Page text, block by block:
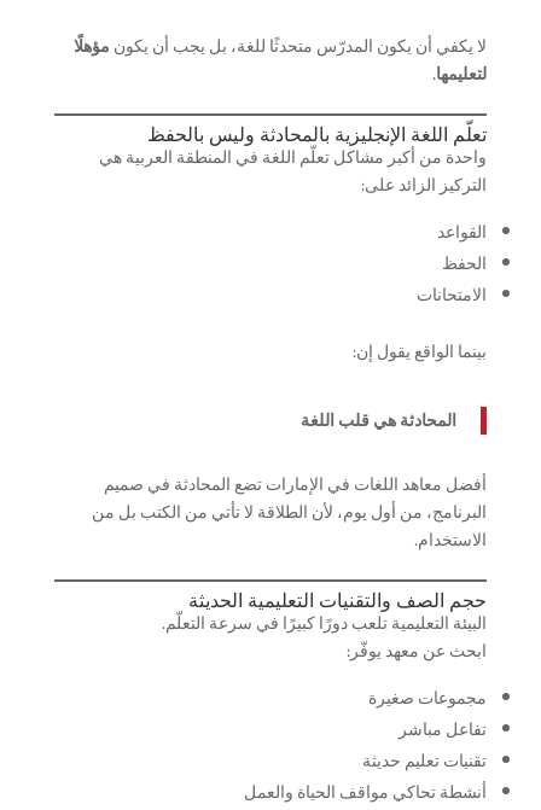
لا يكفي أن يكون المدرّس متحدثًا للغة، بل يجب أن يكونمؤهلًا
لتعليمها.
تعلّم اللغة الإنجليزية بالمحادثة وليس بالحفظ
واحدة من أكبر مشاكل تعلّم اللغة في المنطقة العربية هي
التركيز الزائد على:
القواعد
الحفظ
الامتحانات
بينما الواقع يقول إن:
المحادثة هي قلب اللغة
أفضل معاهد اللغات في الإمارات تضع المحادثة في صميم
البرنامج، من أول يوم، لأن الطلاقة لا تأتي من الكتب بل من
الاستخدام.
حجم الصف والتقنيات التعليمية الحديثة
البيئة التعليمية تلعب دورًا كبيرًا في سرعة التعلّم.
ابحث عن معهد يوفّر:
مجموعات صغيرة
تفاعل مباشر
تقنيات تعليم حديثة
أنشطة تحاكي مواقف الحياة والعمل